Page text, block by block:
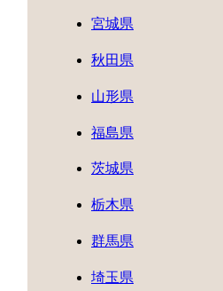
宮城県
秋田県
山形県
福島県
茨城県
栃木県
群馬県
埼玉県